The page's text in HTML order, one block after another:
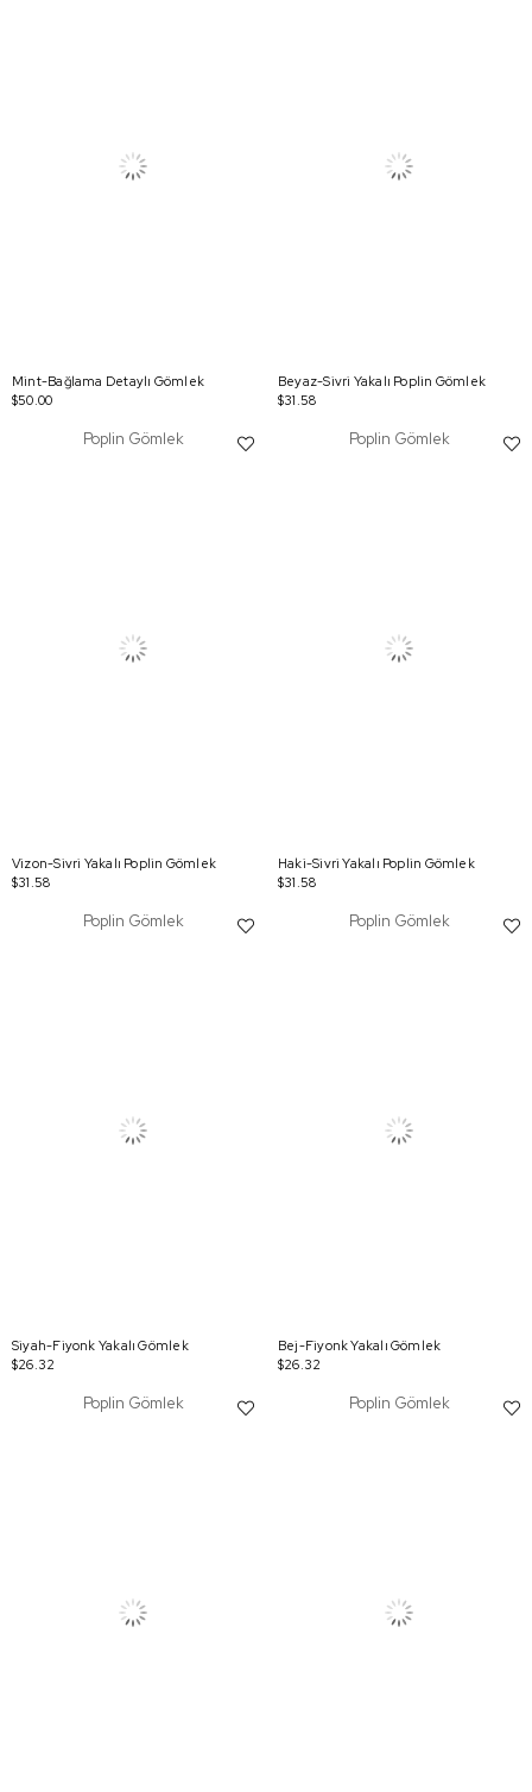
Mint-Bağlama Detaylı Gömlek
$50.00
Beyaz-Sivri Yakalı Poplin Gömlek
$31.58
Poplin Gömlek
Vizon-Sivri Yakalı Poplin Gömlek
$31.58
Poplin Gömlek
Haki-Sivri Yakalı Poplin Gömlek
$31.58
Poplin Gömlek
Siyah-Fiyonk Yakalı Gömlek
$26.32
Poplin Gömlek
Bej-Fiyonk Yakalı Gömlek
$26.32
Poplin Gömlek Poplin Gömlek